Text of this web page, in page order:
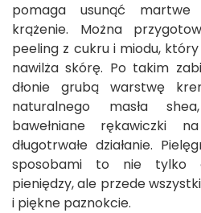
pomaga usunąć
krążenie. Można
peeling z cukru i miodu, który
nawilża skórę. Po takim
dłonie grubą warstwę
naturalnego masła
bawełniane rękawiczki
długotrwałe działanie.
sposobami to nie tylko
pieniędzy, ale przede
i piękne paznokcie.